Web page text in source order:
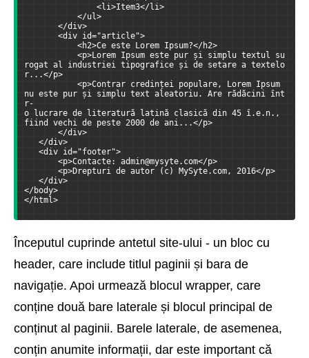
<li>Item3</li>
</ul>
</div>
<div id="article">
<h2>Ce este Lorem Ipsum?</h2>
<p>Lorem Ipsum este pur și simplu textul su
rogat al industriei tipografice și de setare a textelo
r...</p>
<p>Contrar credinței populare, Lorem Ipsum
nu este pur și simplu text aleatoriu. Are rădăcini înt
r-
o lucrare de literatură latină clasică din 45 î.e.n.,
fiind vechi de peste 2000 de ani...</p>
</div>
</div>
<div id="footer">
<p>Contacte: admin@mysyte.com</p>
<p>Drepturi de autor (c) MySyte.com, 2016</p>
</div>
</body>
</html>
Începutul cuprinde antetul site-ului - un bloc cu
header, care include titlul paginii și bara de
navigație. Apoi urmează blocul wrapper, care
conține două bare laterale și blocul principal de
conținut al paginii. Barele laterale, de asemenea,
conțin anumite informații, dar este important că